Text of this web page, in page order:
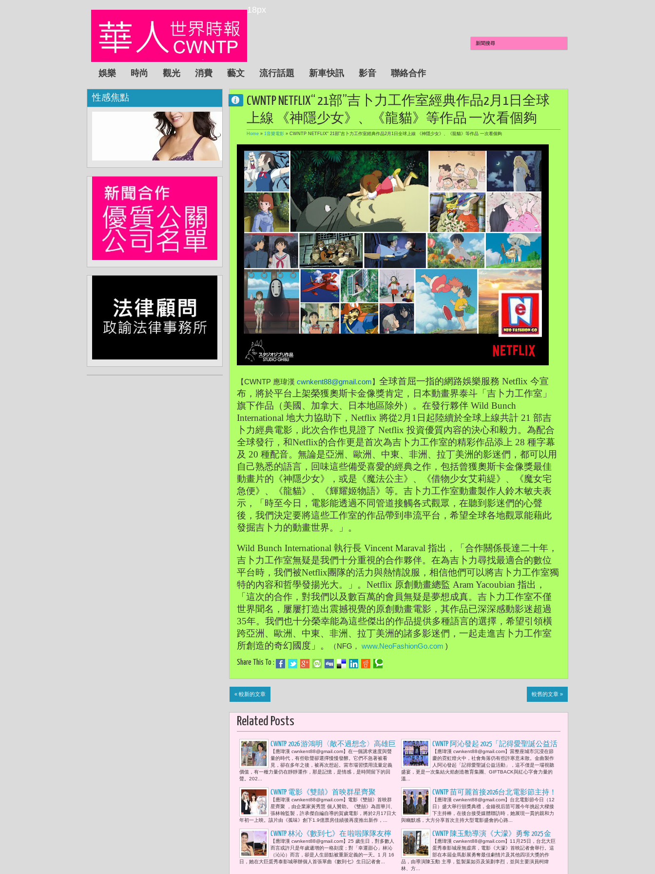
18px
娛樂 時尚 觀光 消費 藝文 流行話題 新車快訊 影音 聯絡合作
CWNTP NETFLIX“ 21部”吉卜力工作室經典作品2月1日全球
上線 《神隱少女》、《龍貓》等作品 一次看個夠
Home » 1音樂電影 » CWNTP NETFLIX“ 21部”吉卜力工作室經典作品2月1日全球上線 《神隱少女》、《龍貓》等作品 一次看個夠
【CWNTP 應瑋漢 cwnkent88@gmail.com 】 全球首屈一指的網路娛樂服務 Netflix 今宣
布，將於平台上架榮獲奧斯卡金像獎肯定，日本動畫界泰斗「吉卜力工作室」
旗下作品（美國、加拿大、日本地區除外）。在發行夥伴 Wild Bunch
International 地大力協助下，Netflix 將從2月1日起陸續於全球上線共計 21 部吉
卜力經典電影，此次合作也見證了 Netflix 投資優質內容的決心和毅力。為配合
全球發行，和Netflix的合作更是首次為吉卜力工作室的精彩作品添上 28 種字幕
及 20 種配音。無論是亞洲、歐洲、中東、非洲、拉丁美洲的影迷們，都可以用
自己熟悉的語言，回味這些備受喜愛的經典之作，包括曾獲奧斯卡金像獎最佳
動畫片的《神隱少女》，或是《魔法公主》、《借物少女艾莉緹》、《魔女宅
急便》、《龍貓》、《輝耀姬物語》等。吉卜力工作室動畫製作人鈴木敏夫表
示，「時至今日，電影能透過不同管道接觸各式觀眾，在聽到影迷們的心聲
後，我們決定要將這些工作室的作品帶到串流平台，希望全球各地觀眾能藉此
發掘吉卜力的動畫世界。」。
Wild Bunch International 執行長 Vincent Maraval 指出，「合作關係長達二十年，
吉卜力工作室無疑是我們十分重視的合作夥伴。在為吉卜力尋找最適合的數位
平台時，我們被Netflix團隊的活力與熱情說服，相信他們可以將吉卜力工作室獨
特的內容和哲學發揚光大。」。Netflix 原創動畫總監 Aram Yacoubian 指出，
「這次的合作，對我們以及數百萬的會員無疑是夢想成真。吉卜力工作室不僅
世界聞名，屢屢打造出震撼視覺的原創動畫電影，其作品已深深感動影迷超過
35年。我們也十分榮幸能為這些傑出的作品提供多種語言的選擇，希望引領橫
跨亞洲、歐洲、中東、非洲、拉丁美洲的諸多影迷們，一起走進吉卜力工作室
所創造的奇幻國度」。
（NFG， www.NeoFashionGo.com )
Share This To :
« 較新的文章 較舊的文章 »
Related Posts
CWNTP 2026 游鴻明〈敵不過想念〉高雄巨
蛋演唱會 當想念成為門票 唱給時間聽
的聲音 「有些歌，不會過時，只是會被
再次想起。」
【應瑋漢 cwnkent88@gmail.com】在一個講求速度與聲
量的時代，有些歌聲卻選擇慢慢發酵。它們不急著被看
見，卻在多年之後，被再次想起。當市場習慣用流量定義
價值，有一種力量仍在靜靜運作，那是記憶，是情感，是時間留下的回
聲。202...
CWNTP 阿沁發起 2025「記得愛聖誕公益活
動」集結火焰創造教育集團、GIFTBACK 與
紅心字會力量溫暖串聯 韓國男團 Click-B
主唱金泰亨與韓國勵齊女孩創辦人金泰
【應瑋漢 cwnkent88@gmail.com】當整座城市沉浸在節
慶的霓虹燈火中，社會角落仍有些許寒意未散。金曲製作
人阿沁發起「記得愛聖誕公益活動」，這不僅是一場視聽
盛宴，更是一次集結火焰創造教育集團、GIFTBACK與紅心字會力量的
溫...
CWNTP 電影《雙囍》首映群星齊聚
【應瑋漢 cwnkent88@gmail.com】電影《雙囍》首映群
星齊聚 ，由企業家黃秀慧 個人贊助。《雙囍》為苗華川、
張林翰監製，許承傑自編自導的賀歲電影，將於2月17日大
年初一上映。該片由《孤味》創下1.9億票房佳績後再度推出新作，...
CWNTP 苗可麗首接2026台北電影節主持！
化身「典禮服務生」瘋狂Google做功
課、認人認到評審主席 簡國彥性感禮服
秀美背搭配「驚人天價」六千萬翡儷珠
寶 感謝郁芳姐
【應瑋漢 cwnkent88@gmail.com】台北電影節今日（12
日）盛大舉行頒獎典禮，金鐘視后苗可麗今年挑起大樑接
下主持棒，在後台接受媒體聯訪時，她展現一貫的親和力
與幽默感，大方分享首次主持大型電影盛會的心路...
CWNTP 林沁《數到七》在 啦啦隊隊友檸
檬與奶昔見證啟程 25歲生日這一天 把夢
想唱成現實
【應瑋漢 cwnkent88@gmail.com】25 歲生日，對多數人
而言或許只是年歲遞增的一格刻度；對「幸運甜心」林沁
（沁沁）而言，卻是人生節點被重新定義的一天。1 月 16
日，她在大巨蛋秀泰影城舉辦個人首張單曲《數到七》生日記者會...
CWNTP 陳玉勳導演《大濛》勇奪 2025 金
馬影展最佳劇情首映會 柯煒林、方郁
婷、9m88、曾敬驊、劉冠廷等同台亮相
票房破5億 李烈、葉如芬與9m88將穿上
【應瑋漢 cwnkent88@gmail.com】11月25日，台北大巨
蛋秀泰影城座無虛席，電影《大濛》首映記者會舉行。這
部在本屆金馬影展勇奪最佳劇情片及其他四項大獎的作
品，由導演陳玉勳 主導，監製葉如芬及策劃李烈，並與主要演員柯煒
林、方...
性感焦點